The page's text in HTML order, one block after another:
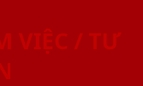
VIỆC / TƯ